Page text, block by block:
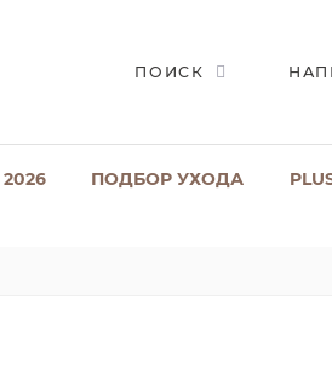
ПОИСК
2026 ПОДБОР УХОДА